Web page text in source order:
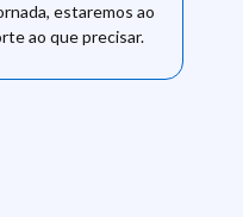
estaremos ao
ao que precisar.